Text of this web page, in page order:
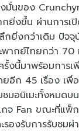
นของ
กยิ่งขึ้น ผ่านการ
ยิ่งกว่าเดิม ปัจจุ
ากย์ไทยกว่า 70
งนี้มาพร้อมการ
ยอีก 45 เรื่อง เ
มอนิเมะทั้งหมด
Fan ขณะที่แพ็ก
รองรับการรับชม